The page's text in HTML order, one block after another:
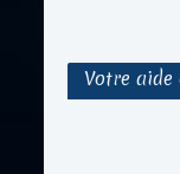
Votre aide